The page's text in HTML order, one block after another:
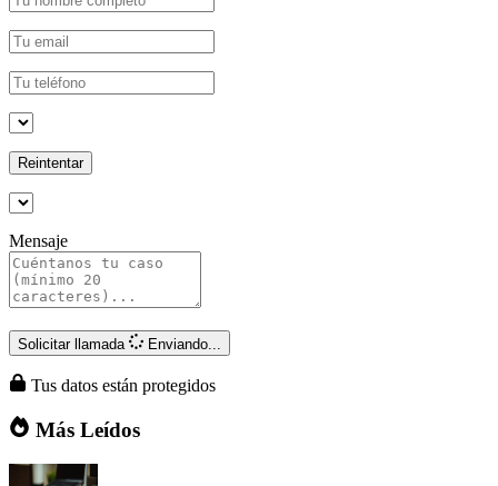
Reintentar
Mensaje
Solicitar llamada Enviando...
Tus datos están protegidos
Más Leídos